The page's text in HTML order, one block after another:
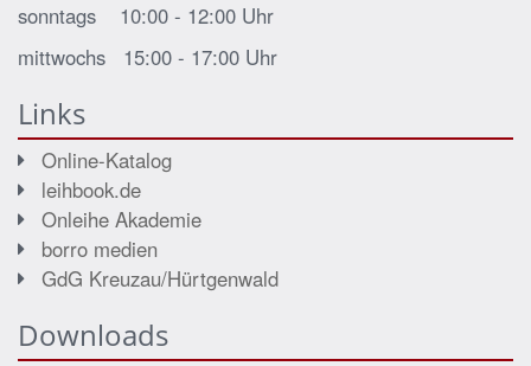
sonntags 10:00 - 12:00 Uhr
mittwochs 15:00 - 17:00 Uhr
Links
Online-Katalog
leihbook.de
Onleihe Akademie
borro medien
GdG Kreuzau/Hürtgenwald
Downloads